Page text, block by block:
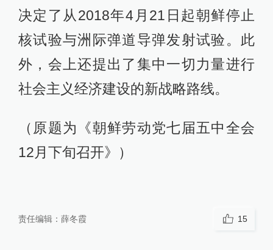
决定了从2018年4月21日起朝鲜停止
核试验与洲际弹道导弹发射试验。此
外，会上还提出了集中一切力量进行
社会主义经济建设的新战略路线。
（原题为《朝鲜劳动党七届五中全会
12月下旬召开》）
责任编辑： 薛冬霞 15